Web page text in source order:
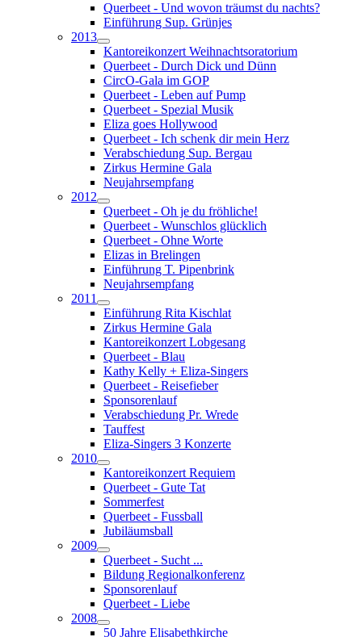
Querbeet - Und wovon träumst du nachts?
Einführung Sup. Grünjes
2013
Kantoreikonzert Weihnachtsoratorium
Querbeet - Durch Dick und Dünn
CircO-Gala im GOP
Querbeet - Leben auf Pump
Querbeet - Spezial Musik
Eliza goes Hollywood
Querbeet - Ich schenk dir mein Herz
Verabschiedung Sup. Bergau
Zirkus Hermine Gala
Neujahrsempfang
2012
Querbeet - Oh je du fröhliche!
Querbeet - Wunschlos glücklich
Querbeet - Ohne Worte
Elizas in Brelingen
Einführung T. Pipenbrink
Neujahrsempfang
2011
Einführung Rita Kischlat
Zirkus Hermine Gala
Kantoreikonzert Lobgesang
Querbeet - Blau
Kathy Kelly + Eliza-Singers
Querbeet - Reisefieber
Sponsorenlauf
Verabschiedung Pr. Wrede
Tauffest
Eliza-Singers 3 Konzerte
2010
Kantoreikonzert Requiem
Querbeet - Gute Tat
Sommerfest
Querbeet - Fussball
Jubiläumsball
2009
Querbeet - Sucht ...
Bildung Regionalkonferenz
Sponsorenlauf
Querbeet - Liebe
2008
50 Jahre Elisabethkirche